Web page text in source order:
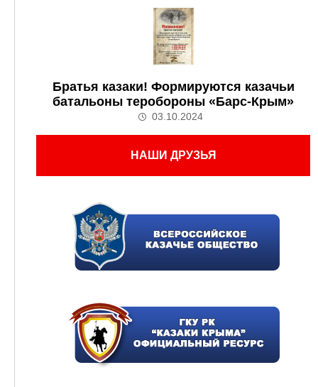
Братья казаки! Формируются казачьи
батальоны теробороны «Барс-Крым»
03.10.2024
НАШИ ДРУЗЬЯ